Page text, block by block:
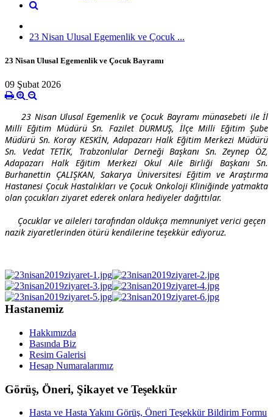
23 Nisan Ulusal Egemenlik ve Çocuk ...
23 Nisan Ulusal Egemenlik ve Çocuk Bayramı
09 Şubat 2026
23 Nisan Ulusal Egemenlik ve Çocuk Bayramı münasebeti ile İl
Milli Eğitim Müdürü Sn. Fazilet DURMUŞ, İlçe Milli Eğitim Şube
Müdürü Sn. Koray KESKİN, Adapazarı Halk Eğitim Merkezi Müdürü
Sn. Vedat TETİK, Trabzonlular Derneği Başkanı Sn. Zeynep ÖZ,
Adapazarı Halk Eğitim Merkezi Okul Aile Birliği Başkanı Sn.
Burhanettin ÇALIŞKAN, Sakarya Üniversitesi Eğitim ve Araştırma
Hastanesi Çocuk Hastalıkları ve Çocuk Onkoloji Kliniğinde yatmakta
olan çocukları ziyaret ederek onlara hediyeler dağıttılar.
Çocuklar ve aileleri tarafından oldukça memnuniyet verici geçen
nazik ziyaretlerinden ötürü kendilerine teşekkür ediyoruz.
Hastanemiz
Hakkımızda
Basında Biz
Resim Galerisi
Hesap Numaralarımız
Görüş, Öneri, Şikayet ve Teşekkür
Hasta ve Hasta Yakını Görüş, Öneri Teşekkür Bildirim Formu